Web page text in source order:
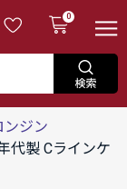
0
ンジン
代製 Cラインケ